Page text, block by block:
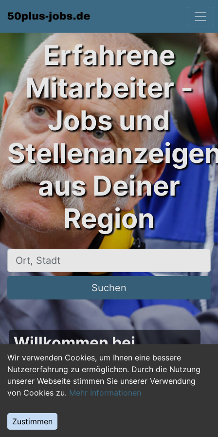
Wir verwenden Cookies, um Ihnen eine bessere
Nutzererfahrung zu ermöglichen. Durch die Nutzung
unserer Webseite stimmen Sie unserer Verwendung
von Cookies zu. Mehr Informationen
Zustimmen
Erfahrene
Mitarbeiter -
Jobs und
aus Deiner
Region
Ort, Stadt
Suchen
Willkommen bei
50plus-jobs.de – Dein
Portal für Jobs ab 50!
Du bist über 50 und suchst nach einer neuen
beruflichen Herausforderung oder einem
Jobwechsel? Auf